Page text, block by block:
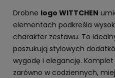
Drobne logo WITTCHEN
elementach podkreśla
charakter zestawu. To
poszukują stylowych
wygodę i elegancję.
zarówno w codziennych,